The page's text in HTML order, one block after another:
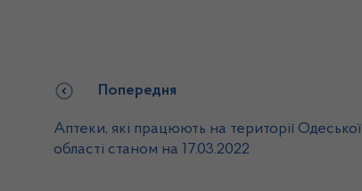
Попередня
Аптеки, які працюють на території Одеської
області станом на 17.03.2022